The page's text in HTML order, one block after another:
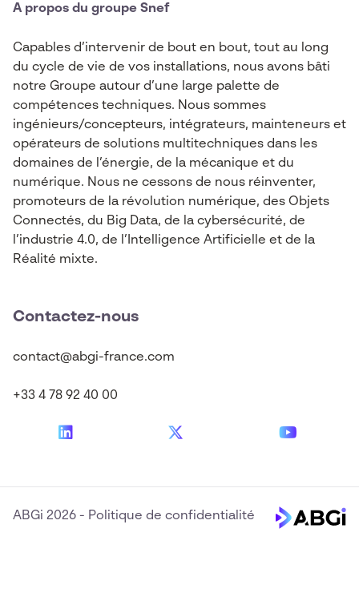
A propos du groupe Snef
Capables d’intervenir de bout en bout, tout au long
du cycle de vie de vos installations, nous avons bâti
notre Groupe autour d’une large palette de
compétences techniques. Nous sommes
ingénieurs/concepteurs, intégrateurs, mainteneurs et
opérateurs de solutions multitechniques dans les
domaines de l’énergie, de la mécanique et du
numérique. Nous ne cessons de nous réinventer,
promoteurs de la révolution numérique, des Objets
Connectés, du Big Data, de la cybersécurité, de
l’industrie 4.0, de l’Intelligence Artificielle et de la
Réalité mixte.
Contactez-nous
contact@abgi-france.com
+33 4 78 92 40 00
ABGi 2026 - Politique de confidentialité